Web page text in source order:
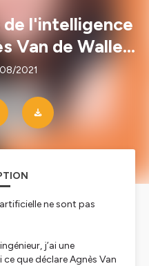
l'intelligence
Van de Walle,
2021
ne sont pas
j’ai une
que déclare Agnès Van